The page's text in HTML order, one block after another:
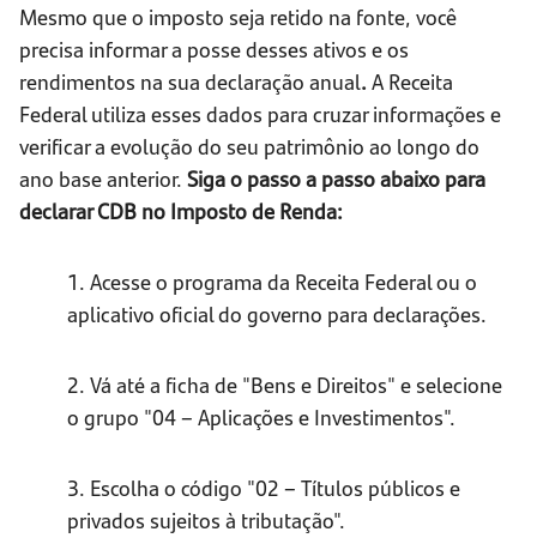
Mesmo que o imposto seja retido na fonte, você
precisa informar a posse desses ativos e os
rendimentos na sua declaração anual. A Receita
Federal utiliza esses dados para cruzar informações e
verificar a evolução do seu patrimônio ao longo do
ano base anterior. Siga o passo a passo abaixo para
declarar CDB no Imposto de Renda:
1. Acesse o programa da Receita Federal ou o
aplicativo oficial do governo para declarações.
2. Vá até a ficha de "Bens e Direitos" e selecione
o grupo "04 – Aplicações e Investimentos".
3. Escolha o código "02 – Títulos públicos e
privados sujeitos à tributação".